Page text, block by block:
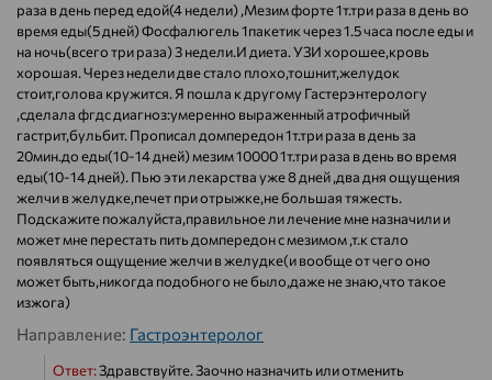
раза в день перед едой(4 недели) ,Мезим форте 1т.три раза в день во
время еды(5 дней) Фосфалюгель 1пакетик через 1.5 часа после еды и
на ночь(всего три раза) 3 недели.И диета. УЗИ хорошее,кровь
хорошая. Через недели две стало плохо,тошнит,желудок
стоит,голова кружится. Я пошла к другому Гастерэнтерологу
,сделала фгдс диагноз:умеренно выраженный атрофичный
гастрит,бульбит. Прописал домпередон 1т.три раза в день за
20мин.до еды(10-14 дней) мезим 10000 1т.три раза в день во время
еды(10-14 дней). Пью эти лекарства уже 8 дней ,два дня ощущения
желчи в желудке,печет при отрыжке,не большая тяжесть.
Подскажите пожалуйста,правильное ли лечение мне назначили и
может мне перестать пить домпередон с мезимом ,т.к стало
появляться ощущение желчи в желудке(и вообще от чего оно
может быть,никогда подобного не было,даже не знаю,что такое
изжога)
Направление: Гастроэнтеролог
Ответ:Здравствуйте. Заочно назначить или отменить